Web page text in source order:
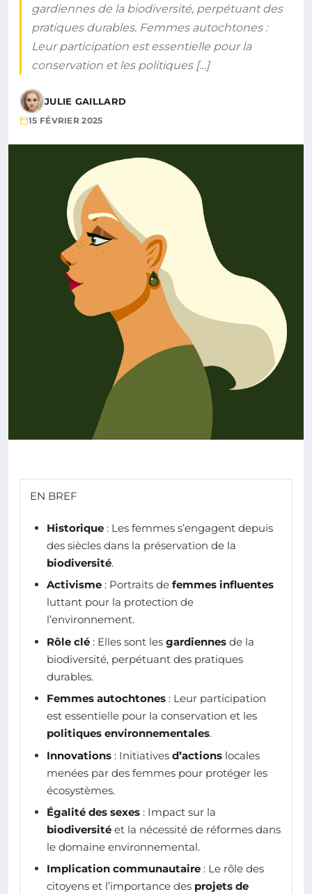
gardiennes de la biodiversité, perpétuant des
pratiques durables. Femmes autochtones :
Leur participation est essentielle pour la
conservation et les politiques […]
JULIE GAILLARD
15 FÉVRIER 2025
EN BREF
Historique : Les femmes s’engagent depuis
des siècles dans la préservation de la
biodiversité.
Activisme : Portraits de femmes influentes
luttant pour la protection de
l’environnement.
Rôle clé : Elles sont les gardiennes de la
biodiversité, perpétuant des pratiques
durables.
Femmes autochtones : Leur participation
est essentielle pour la conservation et les
politiques environnementales.
Innovations : Initiatives d’actions locales
menées par des femmes pour protéger les
écosystèmes.
Égalité des sexes : Impact sur la
biodiversité et la nécessité de réformes dans
le domaine environnemental.
Implication communautaire : Le rôle des
citoyens et l’importance des projets de